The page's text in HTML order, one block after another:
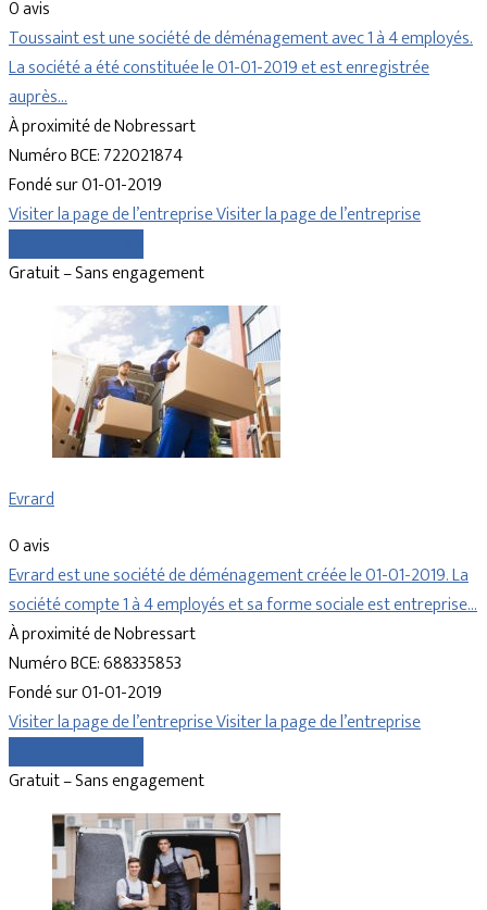
0 avis
Toussaint est une société de déménagement avec 1 à 4 employés.
La société a été constituée le 01-01-2019 et est enregistrée
auprès…
À proximité de Nobressart
Numéro BCE: 722021874
Fondé sur 01-01-2019
Visiter la page de l’entrepriseVisiter la page de l’entreprise
Gratuit – Sans engagement
Evrard
0 avis
Evrard est une société de déménagement créée le 01-01-2019. La
société compte 1 à 4 employés et sa forme sociale est entreprise…
À proximité de Nobressart
Numéro BCE: 688335853
Fondé sur 01-01-2019
Visiter la page de l’entrepriseVisiter la page de l’entreprise
Gratuit – Sans engagement